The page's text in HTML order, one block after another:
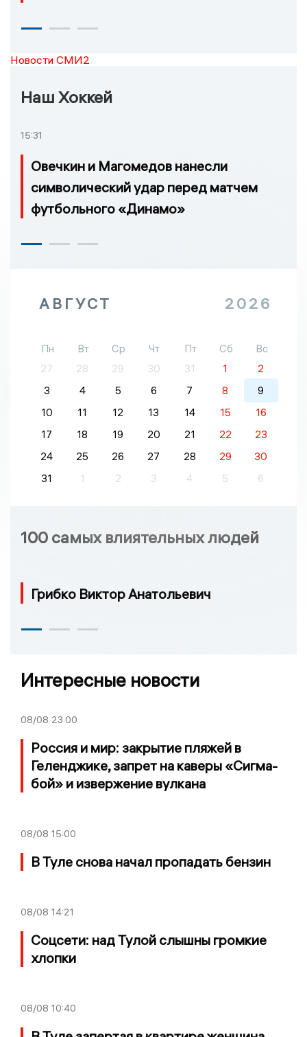
Новости СМИ2
Наш Хоккей
15:31
Овечкин и Магомедов нанесли
символический удар перед матчем
футбольного «Динамо»
АВГУСТ 2026
Пн Вт Ср Чт Пт Сб
Вс
27
28 29 30 31 1
2
3
4 5 6 7 8
9
10
11 12 13 14 15
16
17
18 19 20 21 22
23
24
25 26 27 28 29
30
31
1 2 3 4 5 6
100 самых влиятельных людей
Грибко Виктор Анатольевич
Интересные новости
08/08 23:00
Россия и мир: закрытие пляжей в
Геленджике, запрет на каверы «Сигма-
бой» и извержение вулкана
08/08 15:00
В Туле снова начал пропадать бензин
08/08 14:21
Соцсети: над Тулой слышны громкие
хлопки
08/08 10:40